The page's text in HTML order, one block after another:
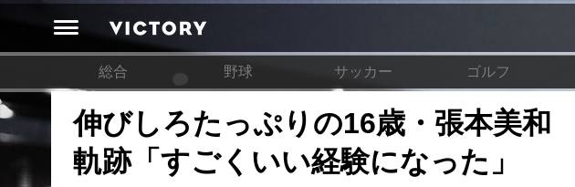
総合 野球 サッカー ゴルフ
伸びしろたっぷりの16歳・張本美
軌跡「すごくいい経験になった」